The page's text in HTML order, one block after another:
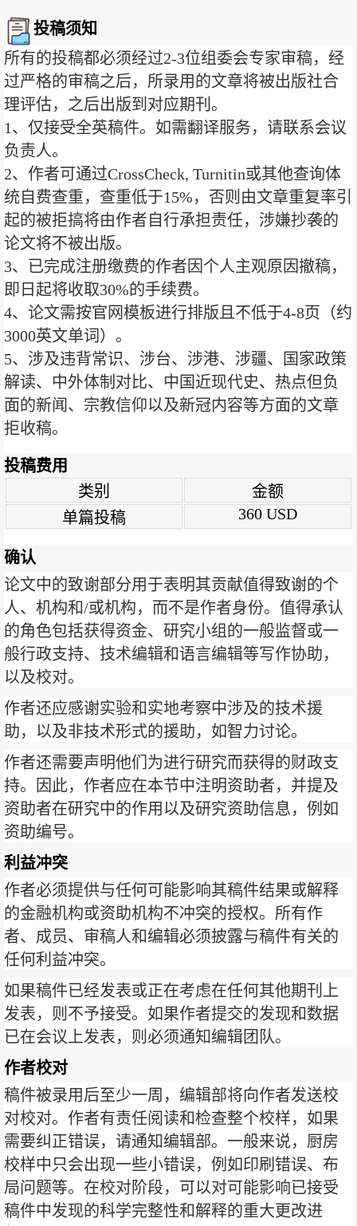
投稿须知
所有的投稿都必须经过2-3位组委会专家审稿，经
过严格的审稿之后，所录用的文章将被出版社合
理评估，之后出版到对应期刊。
1、仅接受全英稿件。如需翻译服务，请联系会议
负责人。
2、作者可通过CrossCheck, Turnitin或其他查询体
统自费查重，查重低于15%，否则由文章重复率引
起的被拒搞将由作者自行承担责任，涉嫌抄袭的
论文将不被出版。
3、已完成注册缴费的作者因个人主观原因撤稿，
即日起将收取30%的手续费。
4、论文需按官网模板进行排版且不低于4-8页（约
3000英文单词）。
5、涉及违背常识、涉台、涉港、涉疆、国家政策
解读、中外体制对比、中国近现代史、热点但负
面的新闻、宗教信仰以及新冠内容等方面的文章
拒收稿。
投稿费用
类别
金额
单篇投稿
360 USD
确认
论文中的致谢部分用于表明其贡献值得致谢的个
人、机构和/或机构，而不是作者身份。值得承认
的角色包括获得资金、研究小组的一般监督或一
般行政支持、技术编辑和语言编辑等写作协助，
以及校对。
作者还应感谢实验和实地考察中涉及的技术援
助，以及非技术形式的援助，如智力讨论。
作者还需要声明他们为进行研究而获得的财政支
持。因此，作者应在本节中注明资助者，并提及
资助者在研究中的作用以及研究资助信息，例如
资助编号。
利益冲突
作者必须提供与任何可能影响其稿件结果或解释
的金融机构或资助机构不冲突的授权。所有作
者、成员、审稿人和编辑必须披露与稿件有关的
任何利益冲突。
如果稿件已经发表或正在考虑在任何其他期刊上
发表，则不予接受。如果作者提交的发现和数据
已在会议上发表，则必须通知编辑团队。
作者校对
稿件被录用后至少一周，编辑部将向作者发送校
对校对。作者有责任阅读和检查整个校样，如果
需要纠正错误，请通知编辑部。一般来说，厨房
校样中只会出现一些小错误，例如印刷错误、布
局问题等。在校对阶段，可以对可能影响已接受
稿件中发现的科学完整性和解释的重大更改进